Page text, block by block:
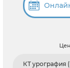
КТ урография